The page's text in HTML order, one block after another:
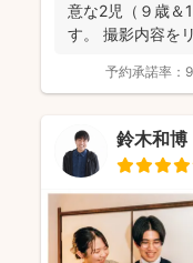
意な2児（９歳＆
す。 撮影内容を
予約承諾率：
鈴木和博